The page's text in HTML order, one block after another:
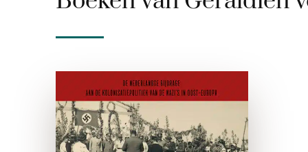
Hitlers broedervolk
e-boek